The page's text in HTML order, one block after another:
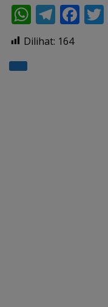
W
h
at
T
el
e
F
Dilihat: 164